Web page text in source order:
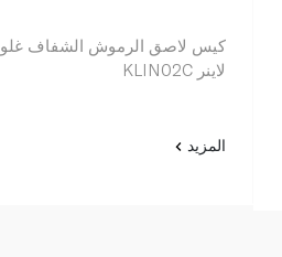
كيس لاصق الرموش الشفاف غلو
لاينر KLIN02C
المزيد